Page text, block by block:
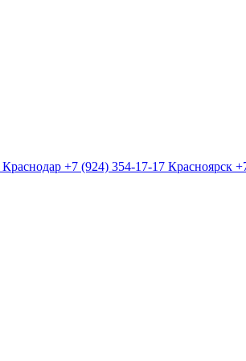
Краснодар +7 (924) 354-17-17 Красноярск